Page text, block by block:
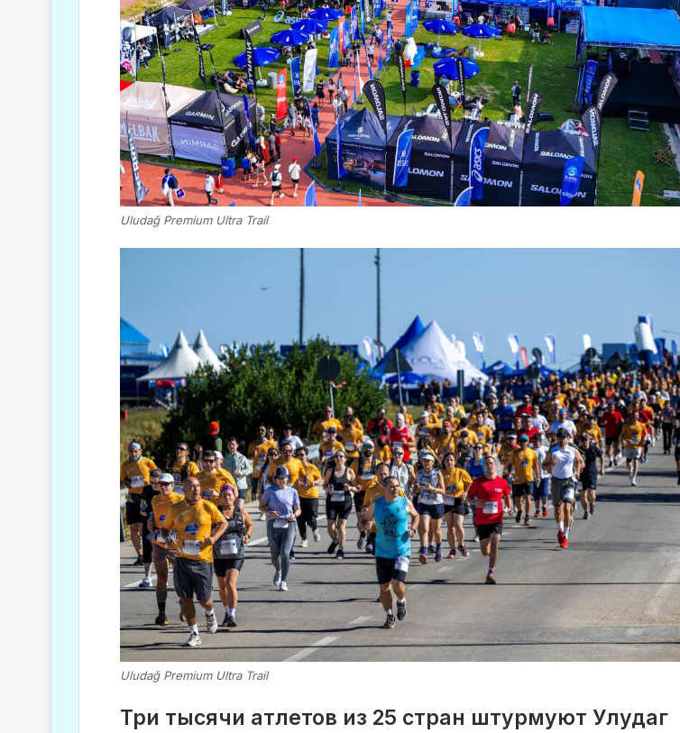
Uludağ Premium Ultra Trail
Uludağ Premium Ultra Trail
Три тысячи атлетов из 25 стран штурмуют Улудаг